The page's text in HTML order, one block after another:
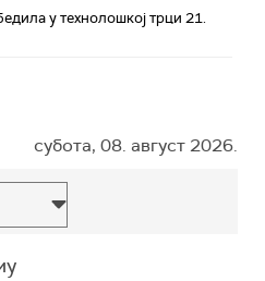
у технолошкој трци 21.
субота, 08. август 2026.